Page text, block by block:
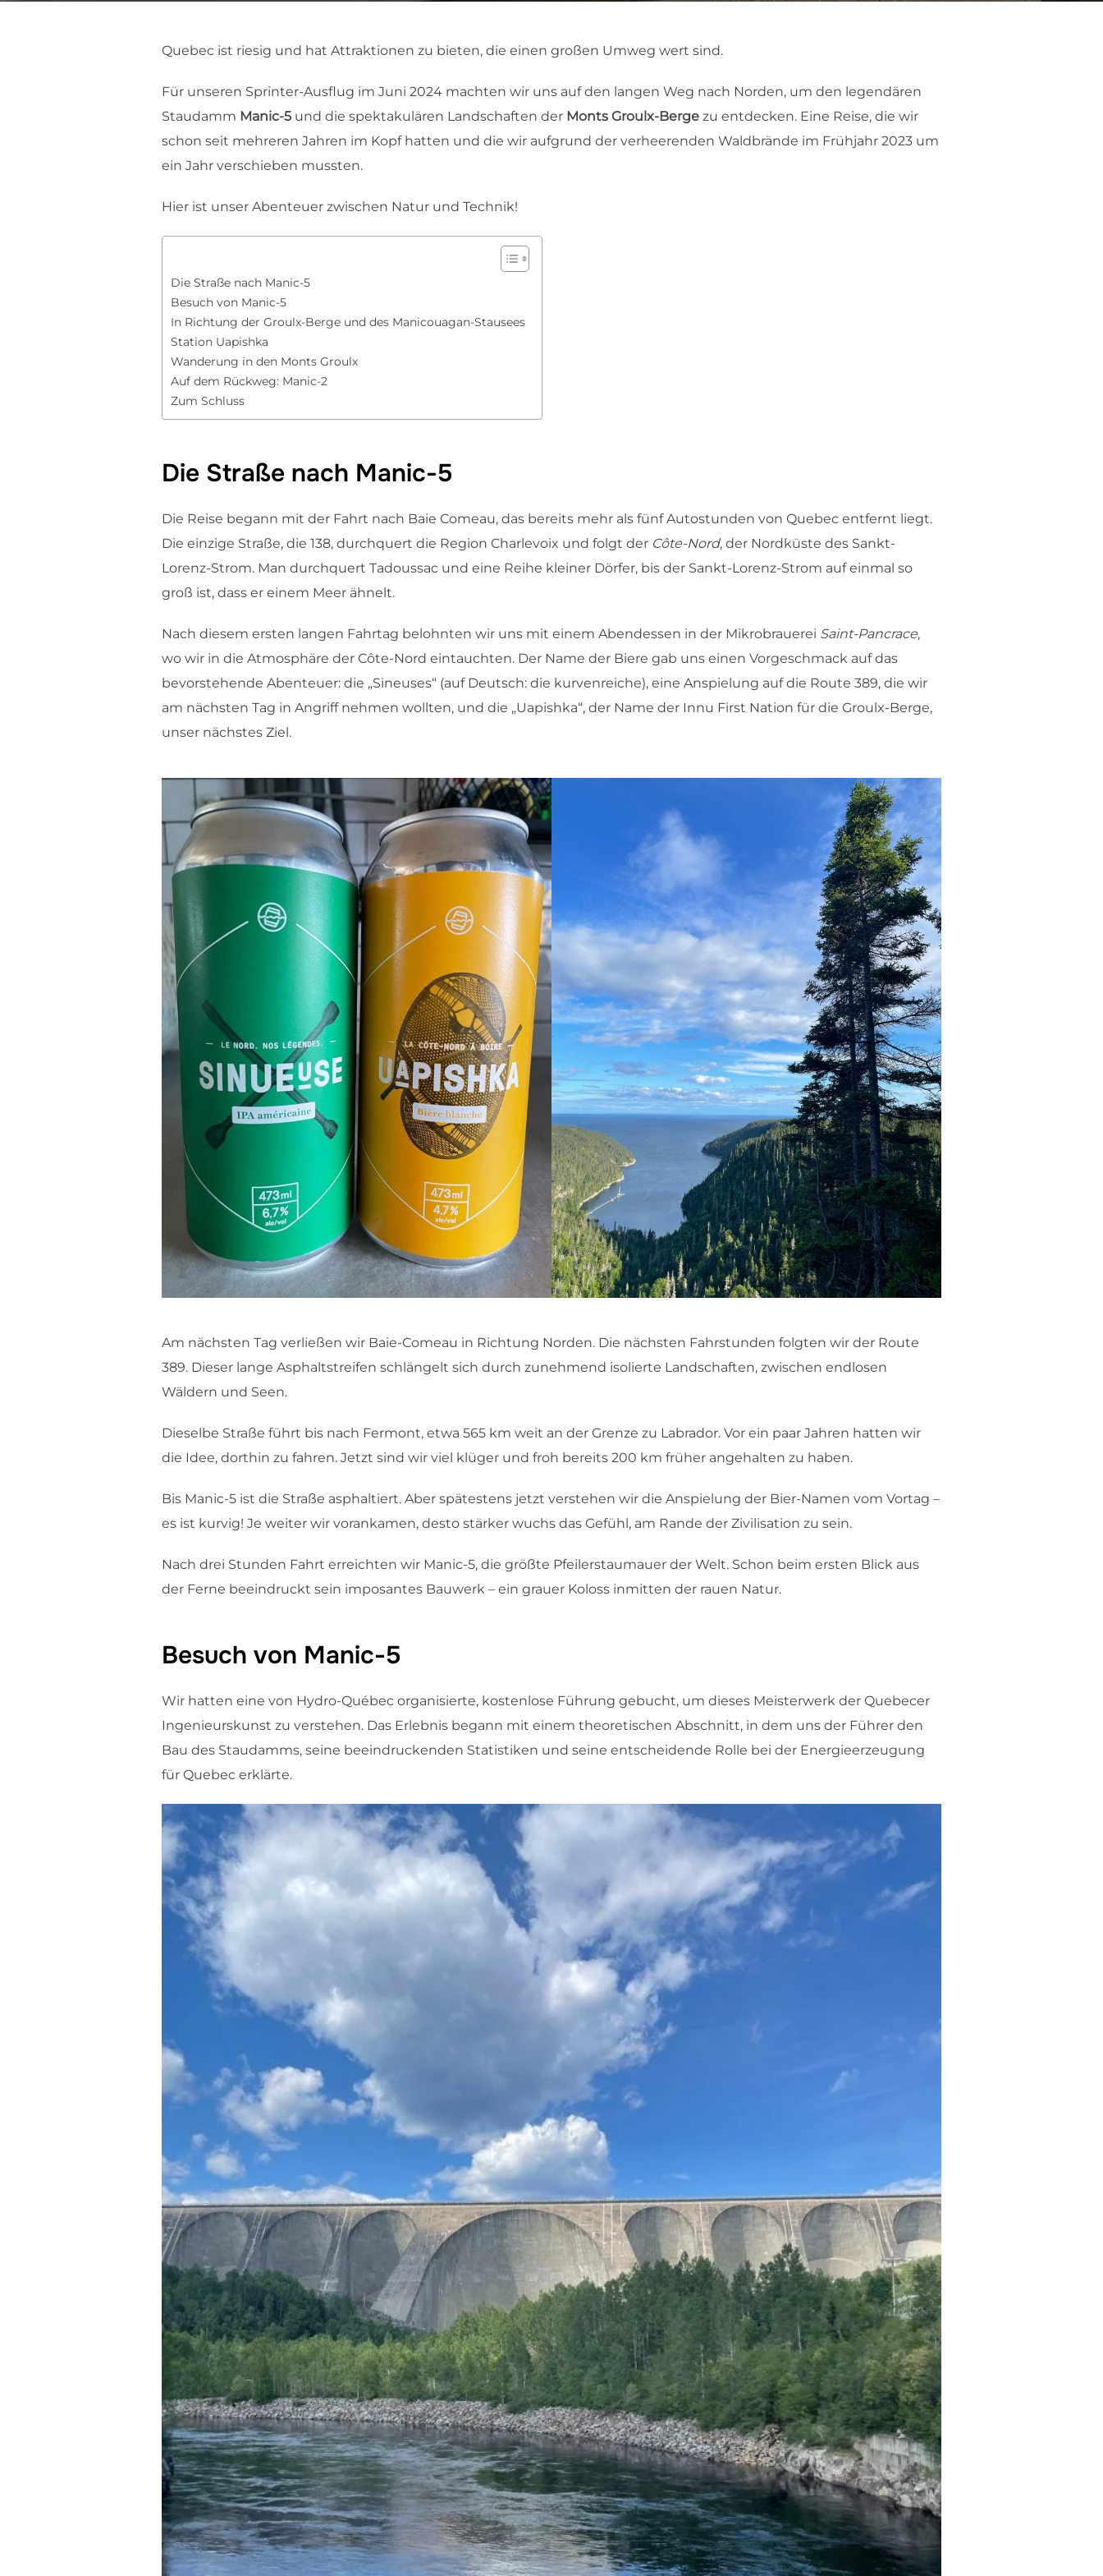
Quebec ist riesig und hat Attraktionen zu bieten, die einen großen Umweg wert sind.
Für unseren Sprinter-Ausflug im Juni 2024 machten wir uns auf den langen Weg nach Norden, um den legendären
Staudamm Manic-5 und die spektakulären Landschaften der Monts Groulx-Berge zu entdecken. Eine Reise, die wir
schon seit mehreren Jahren im Kopf hatten und die wir aufgrund der verheerenden Waldbrände im Frühjahr 2023 um
ein Jahr verschieben mussten.
Hier ist unser Abenteuer zwischen Natur und Technik!
Die Straße nach Manic-5
Besuch von Manic-5
In Richtung der Groulx-Berge und des Manicouagan-Stausees
Station Uapishka
Wanderung in den Monts Groulx
Auf dem Rückweg: Manic-2
Zum Schluss
Die Straße nach Manic-5
Die Reise begann mit der Fahrt nach Baie Comeau, das bereits mehr als fünf Autostunden von Quebec entfernt liegt.
Die einzige Straße, die 138, durchquert die Region Charlevoix und folgt der Côte-Nord, der Nordküste des Sankt-
Lorenz-Strom. Man durchquert Tadoussac und eine Reihe kleiner Dörfer, bis der Sankt-Lorenz-Strom auf einmal so
groß ist, dass er einem Meer ähnelt.
Nach diesem ersten langen Fahrtag belohnten wir uns mit einem Abendessen in der Mikrobrauerei Saint-Pancrace,
wo wir in die Atmosphäre der Côte-Nord eintauchten. Der Name der Biere gab uns einen Vorgeschmack auf das
bevorstehende Abenteuer: die „Sineuses“ (auf Deutsch: die kurvenreiche), eine Anspielung auf die Route 389, die wir
am nächsten Tag in Angriff nehmen wollten, und die „Uapishka“, der Name der Innu First Nation für die Groulx-Berge,
unser nächstes Ziel.
Am nächsten Tag verließen wir Baie-Comeau in Richtung Norden. Die nächsten Fahrstunden folgten wir der Route
389. Dieser lange Asphaltstreifen schlängelt sich durch zunehmend isolierte Landschaften, zwischen endlosen
Wäldern und Seen.
Dieselbe Straße führt bis nach Fermont, etwa 565 km weit an der Grenze zu Labrador. Vor ein paar Jahren hatten wir
die Idee, dorthin zu fahren. Jetzt sind wir viel klüger und froh bereits 200 km früher angehalten zu haben.
Bis Manic-5 ist die Straße asphaltiert. Aber spätestens jetzt verstehen wir die Anspielung der Bier-Namen vom Vortag –
es ist kurvig! Je weiter wir vorankamen, desto stärker wuchs das Gefühl, am Rande der Zivilisation zu sein.
Nach drei Stunden Fahrt erreichten wir Manic-5, die größte Pfeilerstaumauer der Welt. Schon beim ersten Blick aus
der Ferne beeindruckt sein imposantes Bauwerk – ein grauer Koloss inmitten der rauen Natur.
Besuch von Manic-5
Wir hatten eine von Hydro-Québec organisierte, kostenlose Führung gebucht, um dieses Meisterwerk der Quebecer
Ingenieurskunst zu verstehen. Das Erlebnis begann mit einem theoretischen Abschnitt, in dem uns der Führer den
Bau des Staudamms, seine beeindruckenden Statistiken und seine entscheidende Rolle bei der Energieerzeugung
für Quebec erklärte.